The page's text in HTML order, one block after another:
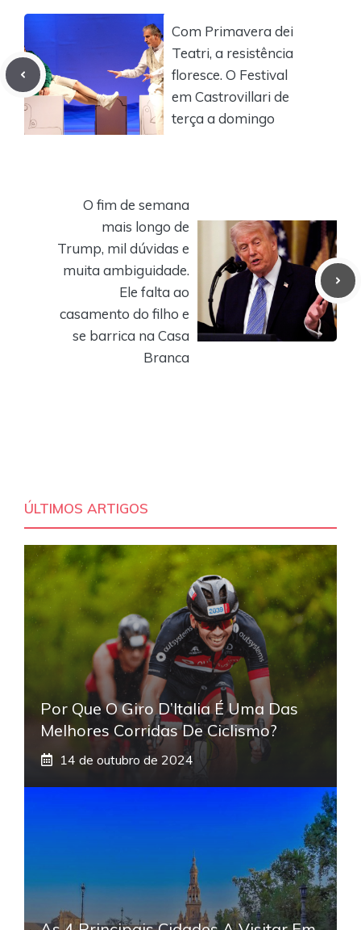
Com Primavera dei
Teatri, a resistência
floresce. O Festival
em Castrovillari de
terça a domingo
O fim de semana
mais longo de
Trump, mil dúvidas e
muita ambiguidade.
Ele falta ao
casamento do filho e
se barrica na Casa
Branca
ÚLTIMOS ARTIGOS
Por Que O Giro D’Italia É Uma Das
Melhores Corridas De Ciclismo?
14 de outubro de 2024